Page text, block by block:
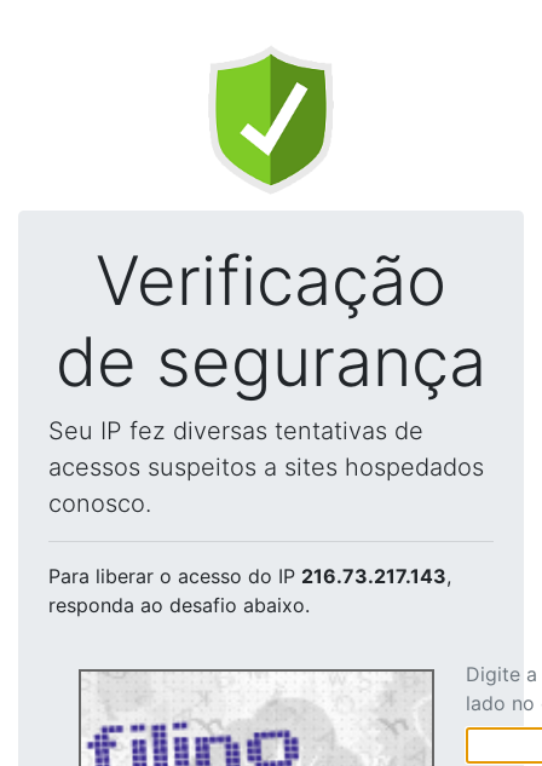
Verificação
de segurança
Seu IP fez diversas tentativas de
acessos suspeitos a sites hospedados
conosco.
Para liberar o acesso do IP 216.73.217.143,
responda ao desafio abaixo.
Digite
lado no